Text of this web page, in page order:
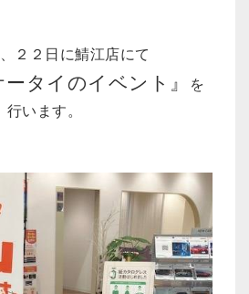
２２日に鯖江店にて
ータイのイベント』
を
行います。